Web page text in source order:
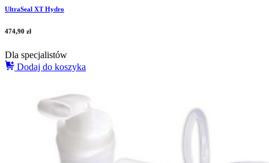
UltraSeal XT Hydro
474,90 zł
Dla specjalistów
Dodaj do koszyka